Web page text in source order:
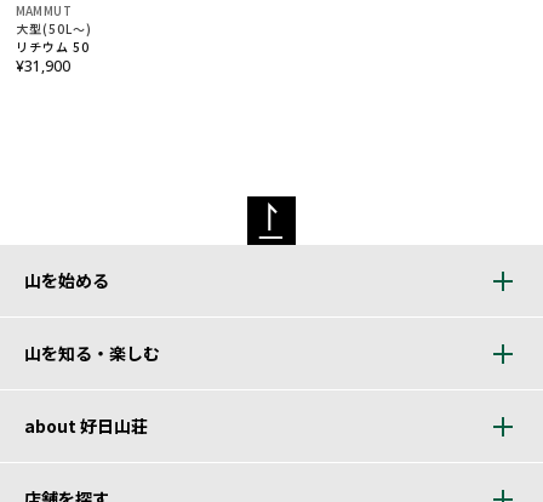
MAMMUT
大型(50L～)
リチウム 50
¥31,900
山を始める
山を知る・楽しむ
about 好日山荘